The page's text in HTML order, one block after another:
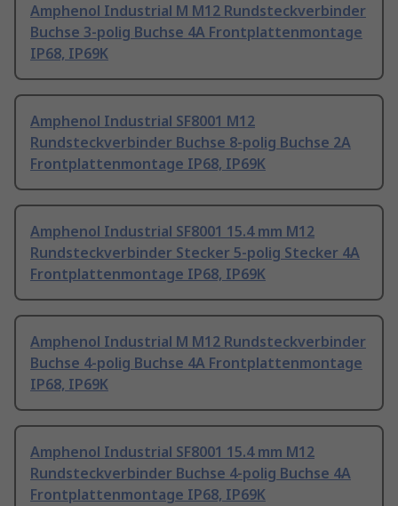
Amphenol Industrial M M12 Rundsteckverbinder
Buchse 3-polig Buchse 4A Frontplattenmontage
IP68, IP69K
Amphenol Industrial SF8001 M12
Rundsteckverbinder Buchse 8-polig Buchse 2A
Frontplattenmontage IP68, IP69K
Amphenol Industrial SF8001 15.4 mm M12
Rundsteckverbinder Stecker 5-polig Stecker 4A
Frontplattenmontage IP68, IP69K
Amphenol Industrial M M12 Rundsteckverbinder
Buchse 4-polig Buchse 4A Frontplattenmontage
IP68, IP69K
Amphenol Industrial SF8001 15.4 mm M12
Rundsteckverbinder Buchse 4-polig Buchse 4A
Frontplattenmontage IP68, IP69K